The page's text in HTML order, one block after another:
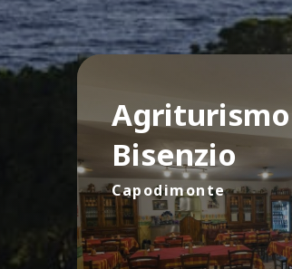
Agriturismo
Bisenzio
Capodimonte